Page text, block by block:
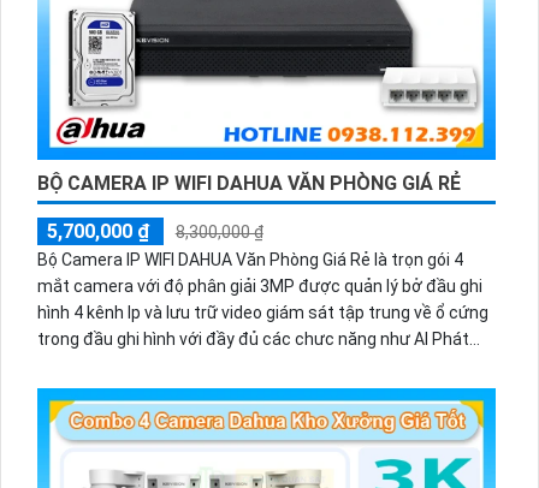
BỘ CAMERA IP WIFI DAHUA VĂN PHÒNG GIÁ RẺ
5,700,000 ₫
8,300,000 ₫
Bộ Camera IP WIFI DAHUA Văn Phòng Giá Rẻ là trọn gói 4
mắt camera với độ phân giải 3MP được quản lý bở đầu ghi
hình 4 kênh Ip và lưu trữ video giám sát tập trung về ổ cứng
trong đầu ghi hình với đầy đủ các chưc năng như AI Phát
có màu vào ban đêm